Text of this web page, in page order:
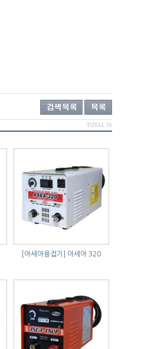
TOTAL 26
[아세아용접기] 아세아 320